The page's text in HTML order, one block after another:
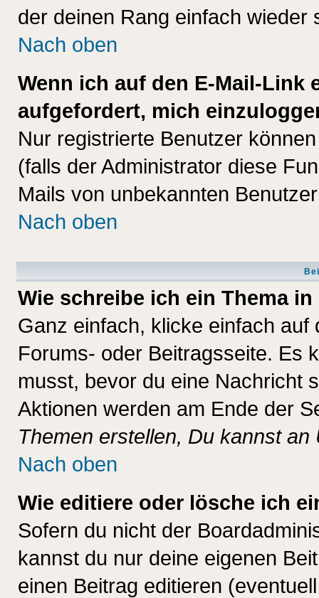
der deinen Rang einfach wieder
Nach oben
Wenn ich auf den E-Mail-Link
aufgefordert, mich
Nur registrierte Benutzer
(falls der Administrator diese
Mails von unbekannten
Nach oben
Wie schreibe ich ein Thema
Ganz einfach, klicke einfach
Forums- oder Beitragsseite. Es
musst, bevor du eine Nachricht
Aktionen werden am Ende der
Themen erstellen, Du kannst
Nach oben
Wie editiere oder lösche ich
Sofern du nicht der
kannst du nur deine eigenen
einen Beitrag editieren